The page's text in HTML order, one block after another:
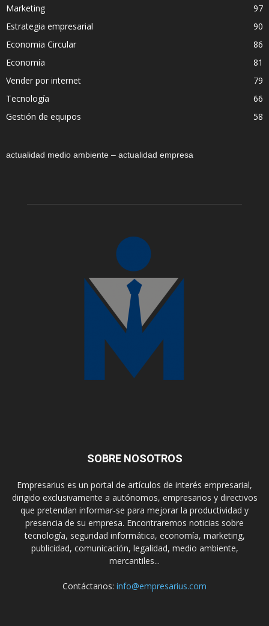
Marketing
97
Estrategia empresarial
90
Economia Circular
86
Economía
81
Vender por internet
79
Tecnología
66
Gestión de equipos
58
actualidad medio ambiente – actualidad empresa
SOBRE NOSOTROS
Empresarius es un portal de artículos de interés empresarial,
dirigido exclusivamente a autónomos, empresarios y directivos
que pretendan informar-se para mejorar la productividad y
presencia de su empresa. Encontraremos noticias sobre
tecnología, seguridad informática, economía, marketing,
publicidad, comunicación, legalidad, medio ambiente,
mercantiles...
Contáctanos: info@empresarius.com